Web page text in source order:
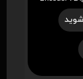
شوید